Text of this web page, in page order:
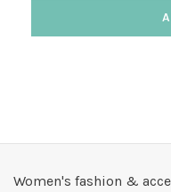
Women's fashion &